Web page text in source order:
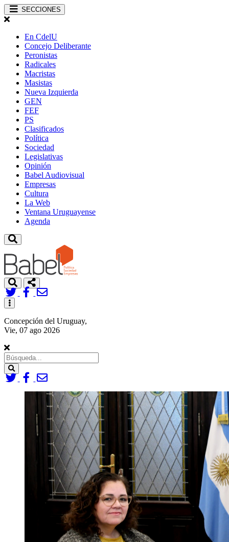
SECCIONES
En CdelU
Concejo Deliberante
Peronistas
Radicales
Macristas
Masistas
Nueva Izquierda
GEN
FEF
PS
Clasificados
Política
Sociedad
Legislativas
Opinión
Babel Audiovisual
Empresas
Cultura
La Web
Ventana Uruguayense
Agenda
Toggle
navigation
Concepción del Uruguay,
Vie, 07 ago 2026
Search